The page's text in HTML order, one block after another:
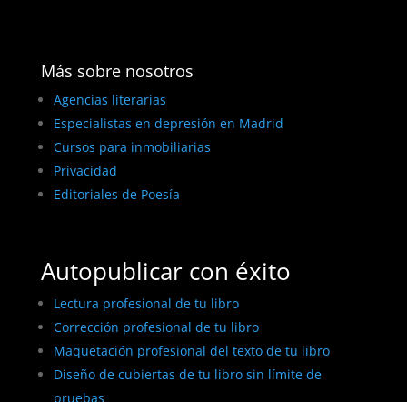
Más sobre nosotros
Agencias literarias
Especialistas en depresión en Madrid
Cursos para inmobiliarias
Privacidad
Editoriales de Poesía
Autopublicar con éxito
Lectura profesional de tu libro
Corrección profesional de tu libro
Maquetación profesional del texto de tu libro
Diseño de cubiertas de tu libro sin límite de
pruebas